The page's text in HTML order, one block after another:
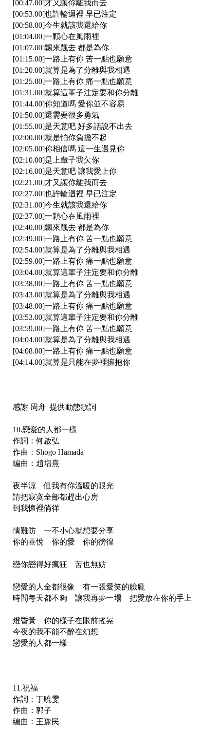
[00:47.00]才又讓你離我而去
[00:53.00]也許輪迴裡 早已注定
[00:58.00]今生就該我還給你
[01:04.00]一顆心在風雨裡
[01:07.00]飄來飄去 都是為你
[01:15.00]一路上有你 苦一點也願意
[01:20.00]就算是為了分離與我相遇
[01:25.00]一路上有你 痛一點也願意
[01:31.00]就算這輩子注定要和你分離
[01:44.00]你知道嗎 愛你並不容易
[01:50.00]還需要很多勇氣
[01:55.00]是天意吧 好多話說不出去
[02:00.00]就是怕你負擔不起
[02:05.00]你相信嗎 這一生遇見你
[02:10.00]是上輩子我欠你
[02:16.00]是天意吧 讓我愛上你
[02:21.00]才又讓你離我而去
[02:27.00]也許輪迴裡 早已注定
[02:31.00]今生就該我還給你
[02:37.00]一顆心在風雨裡
[02:40.00]飄來飄去 都是為你
[02:49.00]一路上有你 苦一點也願意
[02:54.00]就算是為了分離與我相遇
[02:59.00]一路上有你 痛一點也願意
[03:04.00]就算這輩子注定要和你分離
[03:38.00]一路上有你 苦一點也願意
[03:43.00]就算是為了分離與我相遇
[03:48.00]一路上有你 痛一點也願意
[03:53.00]就算這輩子注定要和你分離
[03:59.00]一路上有你 苦一點也願意
[04:04.00]就算是為了分離與我相遇
[04:08.00]一路上有你 痛一點也願意
[04:14.00]就算是只能在夢裡擁抱你
感謝 周舟 提供動態歌詞
10.戀愛的人都一樣
作詞：何啟弘
作曲：Shogo Hamada
編曲：趙增熹
夜半涼 但我有你溫暖的眼光
請把寂寞全部都趕出心房
到我懷裡倘徉
情難防 一不小心就想要分享
你的喜悅 你的愛 你的徬徨
戀你戀得好瘋狂 苦也無妨
戀愛的人全都很像 有一張愛笑的臉龐
時間每天都不夠 讓我再夢一場 把愛放在你的手上
燈昏黃 你的樣子在眼前搖晃
今夜的我不能不醉在幻想
戀愛的人都一樣
11.祝福
作詞：丁曉雯
作曲：郭子
編曲：王豫民